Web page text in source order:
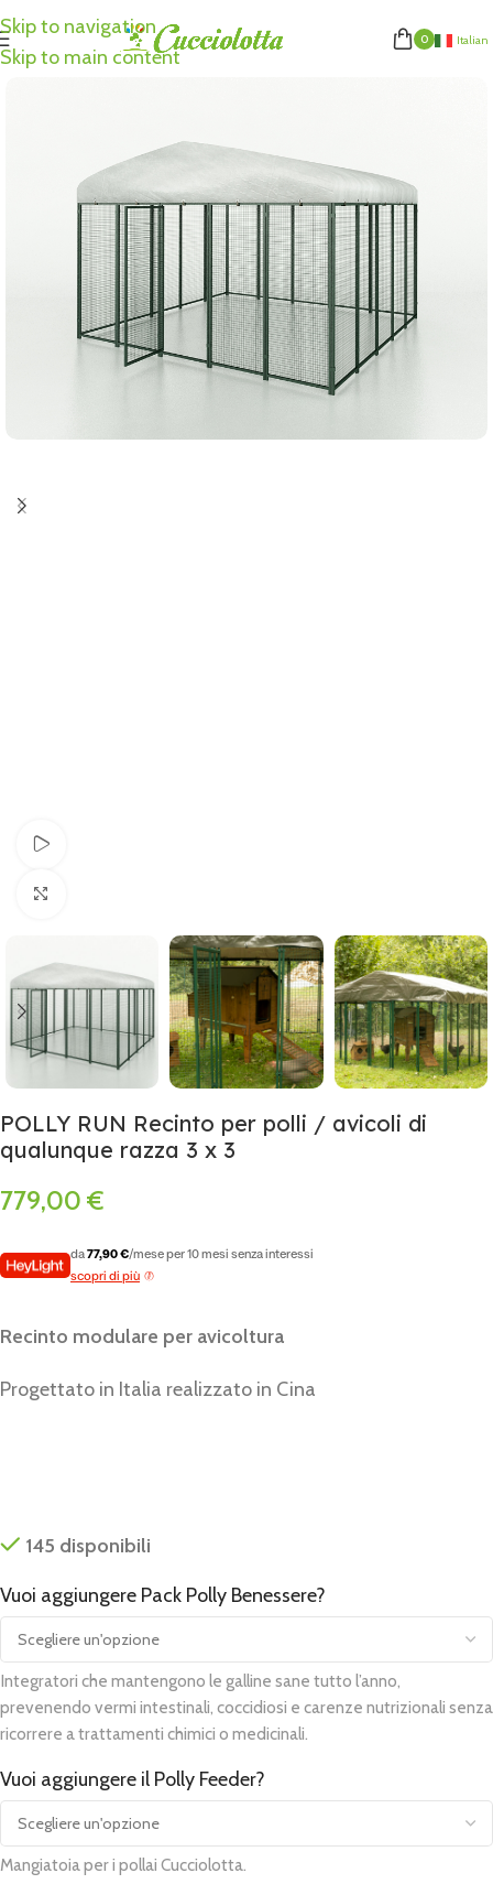
Skip to navigation
Skip to main content
0 Italian
POLLY RUN Recinto per polli / avicoli di
qualunque razza 3 x 3
779,00 €
da77,90 €/mese per 10 mesi senza interessi
scopri di più
Recinto modulare per avicoltura
Progettato in Italia realizzato in Cina
145 disponibili
Vuoi aggiungere Pack Polly Benessere?
Integratori che mantengono le galline sane tutto l’anno,
prevenendo vermi intestinali, coccidiosi e carenze nutrizionali senza
ricorrere a trattamenti chimici o medicinali.
Vuoi aggiungere il Polly Feeder?
Mangiatoia per i pollai Cucciolotta.
Alternative: